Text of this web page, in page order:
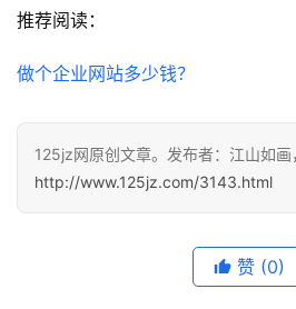
讯
教
设
推荐阅读：
做个企业网站多少钱？
125jz网原创文章。发布者：江山如画
http://www.125jz.com/3143.html
赞 (0)